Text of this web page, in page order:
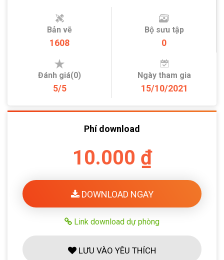
Bản vẽ
1608
Bộ sưu tập
0
Đánh giá(0)
5/5
Ngày tham gia
15/10/2021
Phí download
10.000 ₫
DOWNLOAD NGAY
Link download dự phòng
LƯU VÀO YÊU THÍCH